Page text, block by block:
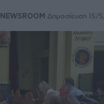
NEWSROOM Δημοσίευση 15/